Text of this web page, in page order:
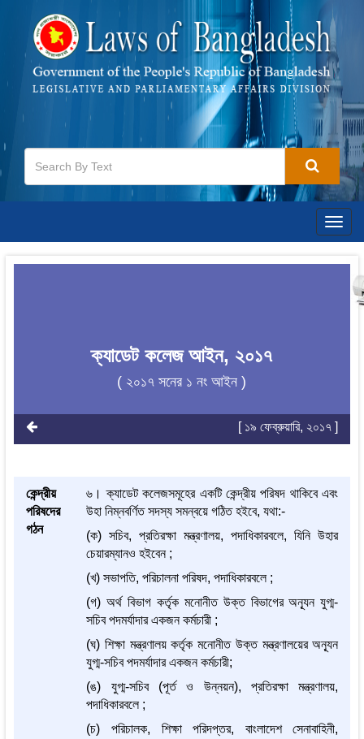
ক্যাডেট কলেজ আইন, ২০১৭
( ২০১৭ সনের ১ নং আইন )
[ ১৯ ফেব্রুয়ারি, ২০১৭ ]
কেন্দ্রীয়
পরিষদের
গঠন
৬। ক্যাডেট কলেজসমূহের একটি কেন্দ্রীয় পরিষদ থাকিবে এবং
উহা নিম্নবর্ণিত সদস্য সমন্বয়ে গঠিত হইবে, যথা:-
(ক) সচিব, প্রতিরক্ষা মন্ত্রণালয়, পদাধিকারবলে, যিনি উহার
চেয়ারম্যানও হইবেন ;
(খ) সভাপতি, পরিচালনা পরিষদ, পদাধিকারবলে ;
(গ) অর্থ বিভাগ কর্তৃক মনোনীত উক্ত বিভাগের অন্যূন যুগ্ম-
সচিব পদমর্যাদার একজন কর্মচারী ;
(ঘ) শিক্ষা মন্ত্রণালয় কর্তৃক মনোনীত উক্ত মন্ত্রণালয়ের অন্যূন
যুগ্ম-সচিব পদমর্যাদার একজন কর্মচারী;
(ঙ) যুগ্ম-সচিব (পূর্ত ও উন্নয়ন), প্রতিরক্ষা মন্ত্রণালয়,
পদাধিকারবলে ;
(চ) পরিচালক, শিক্ষা পরিদপ্তর, বাংলাদেশ সেনাবাহিনী,